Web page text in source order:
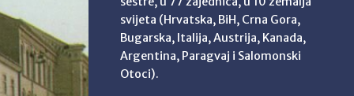
svijeta (Hrvatska, BiH, Crna Gora,
Bugarska, Italija, Austrija, Kanada,
Argentina, Paragvaj i Salomonski
Otoci).